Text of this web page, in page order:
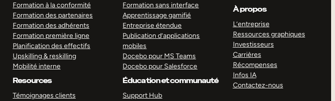
Formation à la conformité
Formation des partenaires
Formation des adhérents
Formation première ligne
Planification des effectifs
Upskilling & reskilling
Mobilité interne
Resources
Témoignages clients
Formation sans interface
Apprentissage gamifié
Entreprise étendue
Publication d’applications
mobiles
Docebo pour MS Teams
Docebo pour Salesforce
Éducation et communauté
Support Hub
À propos
L’entreprise
Ressources graphiques
Investisseurs
Carrières
Récompenses
Infos IA
Contactez-nous